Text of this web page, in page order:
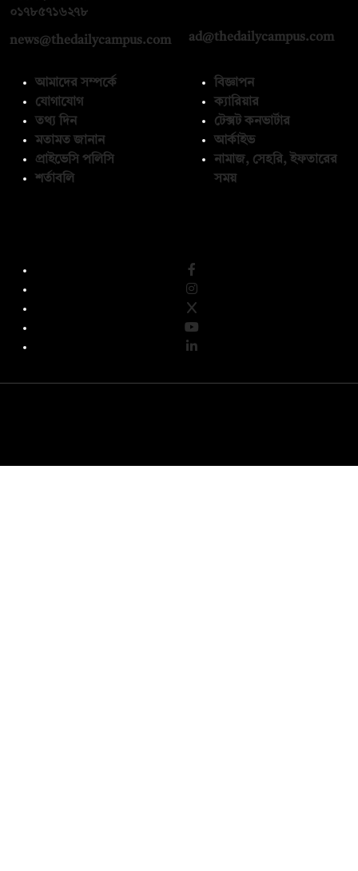
০১৭৮৫৭১৬২৭৮
news@thedailycampus.com ad@thedailycampus.com
আমাদের সম্পর্কে
যোগাযোগ
তথ্য দিন
মতামত জানান
প্রাইভেসি পলিসি
শর্তাবলি
বিজ্ঞাপন
ক্যারিয়ার
টেক্সট কনভার্টার
আর্কাইভ
নামাজ, সেহরি, ইফতারের
সময়